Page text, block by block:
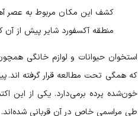
کشف این مکان مربوط به عصر
منطقه آکسفورد شایر پیش از آن
استخوان حیوانات و لوازم خانگی
که همگی تحت مطالعه قرار گرفته اند.
طی مراسمی خاص در آن قربانی شده‌اند.